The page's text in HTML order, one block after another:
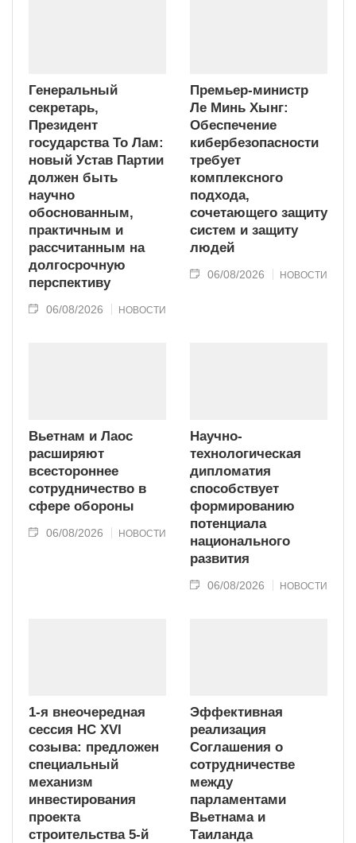
Генеральный
секретарь,
Президент
государства То Лам:
новый Устав Партии
должен быть
научно
обоснованным,
практичным и
рассчитанным на
долгосрочную
перспективу
06/08/2026 НОВОСТИ
Премьер-министр
Ле Минь Хынг:
Обеспечение
кибербезопасности
требует
комплексного
подхода,
сочетающего защиту
систем и защиту
людей
06/08/2026 НОВОСТИ
Вьетнам и Лаос
расширяют
всестороннее
сотрудничество в
сфере обороны
06/08/2026 НОВОСТИ
Научно-
технологическая
дипломатия
способствует
формированию
потенциала
национального
развития
06/08/2026 НОВОСТИ
1-я внеочередная
сессия НС XVI
созыва: предложен
специальный
механизм
инвестирования
проекта
строительства 5-й
Эффективная
реализация
Соглашения о
сотрудничестве
между
парламентами
Вьетнама и
Таиланда